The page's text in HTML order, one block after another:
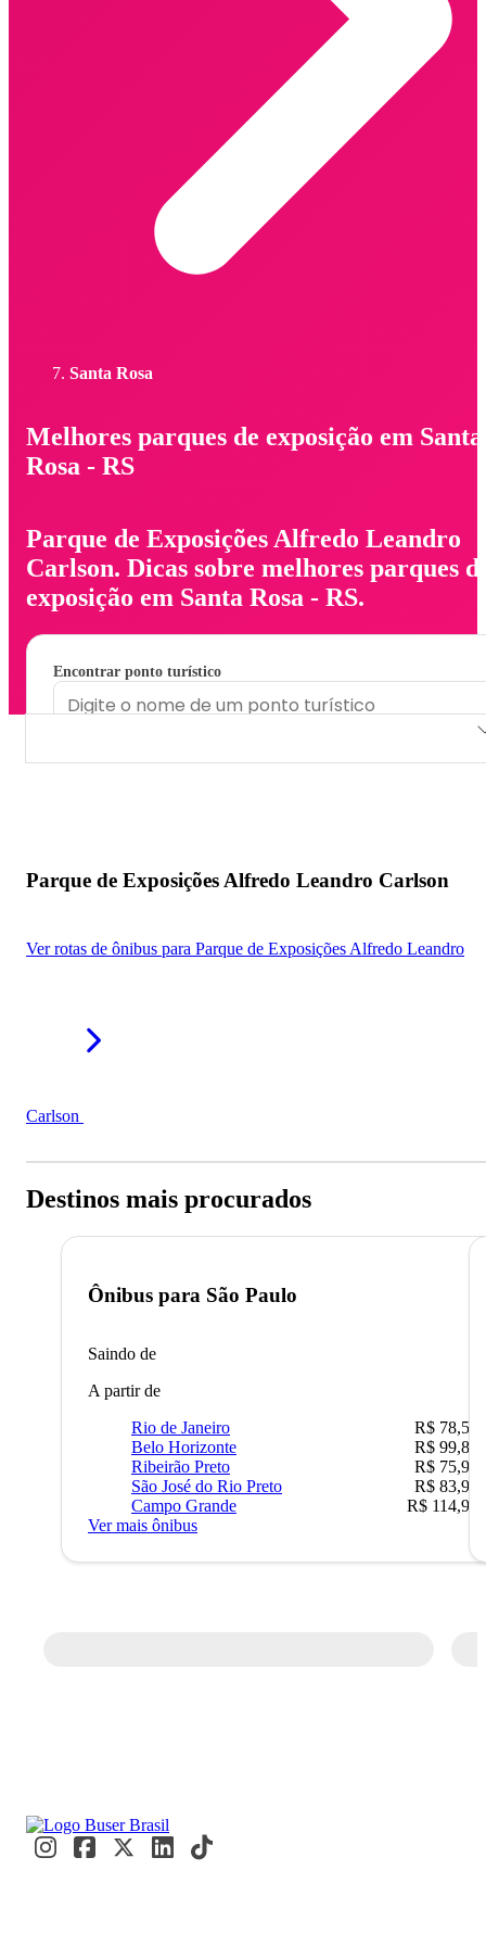
Santa Rosa
Melhores parques de exposição em Santa
Rosa - RS
Parque de Exposições Alfredo Leandro
Carlson. Dicas sobre melhores parques
exposição em Santa Rosa - RS.
Encontrar ponto turístico
Parque de Exposições Alfredo Leandro Carlson
Ver rotas de ônibus para Parque de Exposições Alfredo Leandro
Carlson
Destinos mais procurados
Ônibus para São Paulo
Saindo de
A partir de
Rio de Janeiro
R$ 78,51
Belo Horizonte
R$ 99,89
Ribeirão Preto
R$ 75,90
São José do Rio Preto
R$ 83,90
Campo Grande
R$ 114,90
Ver mais ônibus